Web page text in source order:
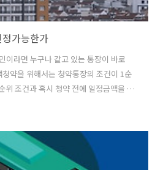
가능한가
이라면 누구나 같고 있는 통장이 바로
약을 위해서는 청약통장의 조건이 1순
위 조건과 혹시 청약 전에 일정금액을 한
에 대해 알아보겠습니다. 청약통장 1
역에 따라 다릅니다. 아래는 국민주택을
과열지구 및 청약과열지구 2년 24회 납
12회 수도권 외 6개월 6회 위축지역 1개